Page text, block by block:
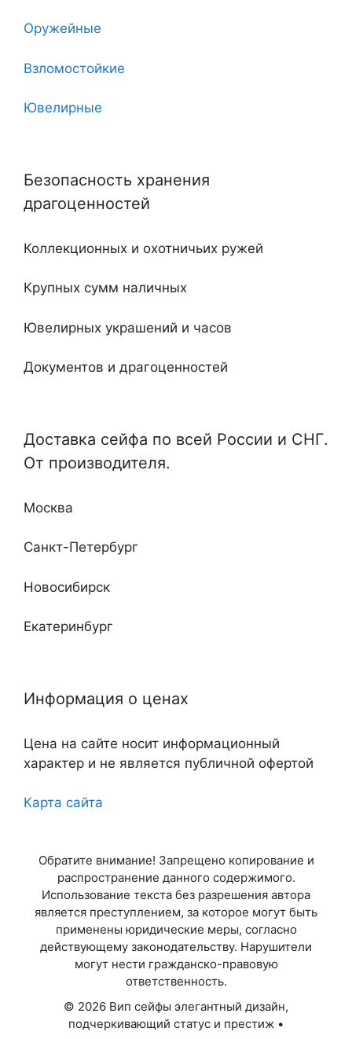
7 клинков
8
10
12
Оружейные
Взломостойкие
Ювелирные
Двухдверные
Кабинетные
Недорогие
Безопасность хранения
драгоценностей
Коллекционных и охотничьих ружей
Крупных сумм наличных
Ювелирных украшений и часов
Документов и драгоценностей
Отдельные и монтируемые
и огню
Доставка сейфа по всей России и СНГ.
От производителя.
Москва
Санкт-Петербург
Новосибирск
Екатеринбург
Казань
Самара
Ростов-на-Дону
Уфа
Красноярск
Волгоград
Информация о ценах
Цена на сайте носит информационный
характер и не является публичной офертой
Карта сайта
Обратите внимание! Запрещено копирование и
распространение данного содержимого.
Использование текста без разрешения автора
является преступлением, за которое могут быть
применены юридические меры, согласно
действующему законодательству. Нарушители
могут нести гражданско-правовую
ответственность.
© 2026 Вип сейфы элегантный дизайн,
подчеркивающий статус и престиж •